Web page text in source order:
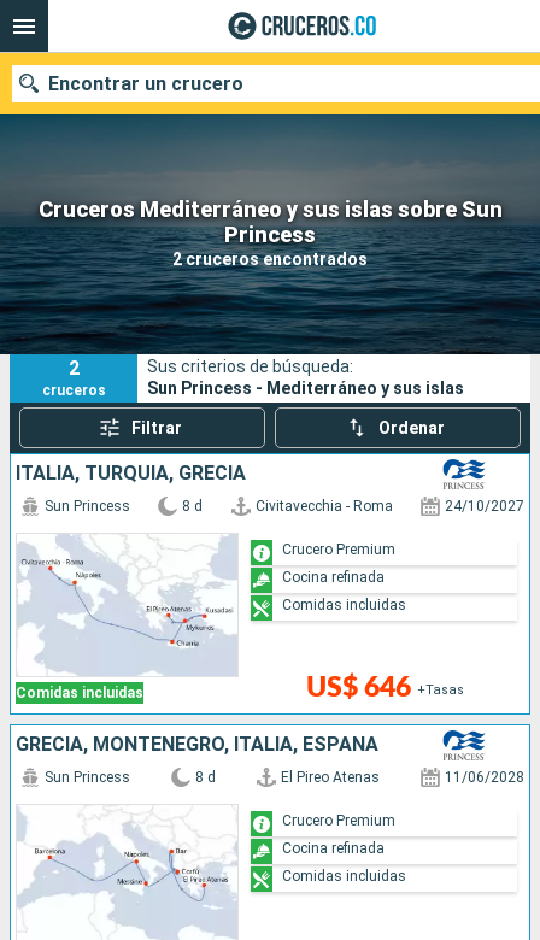
Cruceros Mediterráneo y sus islas sobre Sun
Princess
2 cruceros encontrados
Encontrar un crucero
Fecha de salida
Buscar
2
cruceros
Sus criterios de búsqueda:
Sun Princess - Mediterráneo y sus islas
Filtrar Ordenar
ITALIA, TURQUÍA, GRECIA
Comidas incluidas
Sun Princess 8 d Civitavecchia - Roma 24/10/2027
US$ 646 +Tasas
Crucero Premium
Cocina refinada
Comidas incluidas
GRECIA, MONTENEGRO, ITALIA, ESPAÑA
Sun Princess 8 d El Pireo Atenas 11/06/2028
Crucero Premium
Cocina refinada
Comidas incluidas